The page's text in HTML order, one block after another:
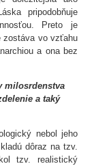
pripodobňuje
Preto je
zostáva vo vzťahu
a ona bez
milosrdenstva
a taký
nebol jeho
dôraz na tzv.
tzv. realistický